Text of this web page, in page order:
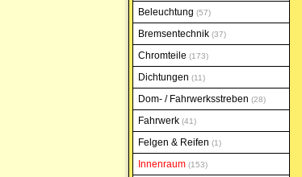
Beleuchtung 57
Bremsentechnik 37
Chromteile 173
Dichtungen 11
Dom- / Fahrwerksstreben 28
Fahrwerk 41
Felgen & Reifen 1
Innenraum 153